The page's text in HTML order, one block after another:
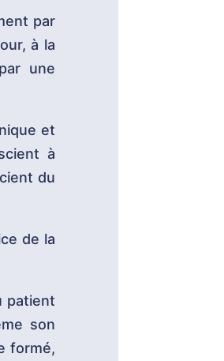
par
à la
une
et
à
du
de la
patient
son
formé,